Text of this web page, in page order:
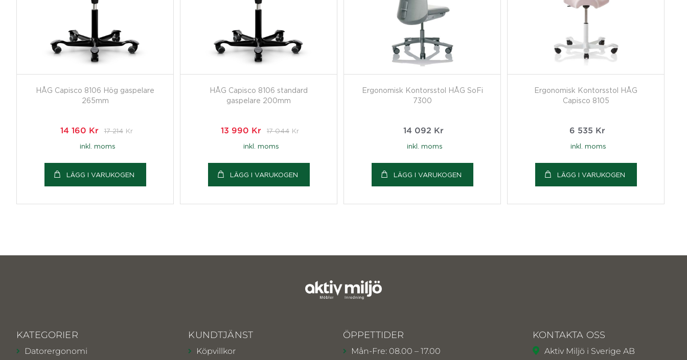
HÅG Capisco 8106 Hög gaspelare
265mm
14 160 Kr 17 214 Kr
inkl. moms
LÄGG I VARUKOGEN
HÅG Capisco 8106 standard
gaspelare 200mm
13 990 Kr 17 044 Kr
inkl. moms
LÄGG I VARUKOGEN
Ergonomisk Kontorsstol HÅG SoFi
7300
14 092 Kr
inkl. moms
LÄGG I VARUKOGEN
Ergonomisk Kontorsstol HÅG
Capisco 8105
6 535 Kr
inkl. moms
LÄGG I VARUKOGEN
KATEGORIER
Datorergonomi
KUNDTJÄNST
Köpvillkor
ÖPPETTIDER
Mån-Fre: 08.00 – 17.00
KONTAKTA OSS
Aktiv Miljö i Sverige AB